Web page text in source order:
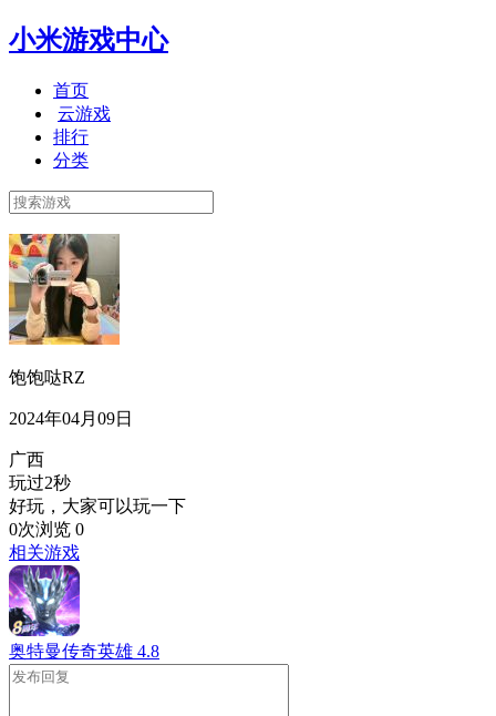
小米游戏中心
首页
云游戏
排行
分类
饱饱哒RZ
2024年04月09日
广西
玩过2秒
好玩，大家可以玩一下
0次浏览 0
相关游戏
奥特曼传奇英雄 4.8